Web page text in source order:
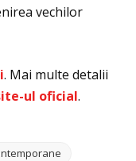
vechilor
. Mai multe detalii
ul oficial.